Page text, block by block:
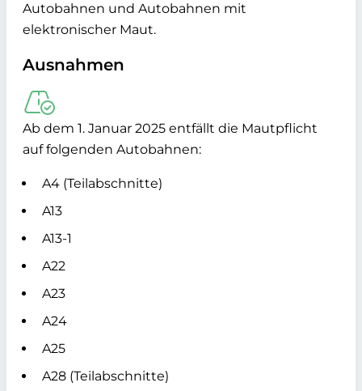
Autobahnen und Autobahnen mit
elektronischer Maut.
Ausnahmen
Ab dem 1. Januar 2025 entfällt die Mautpflicht
auf folgenden Autobahnen:
A4 (Teilabschnitte)
A13
A13-1
A22
A23
A24
A25
A28 (Teilabschnitte)